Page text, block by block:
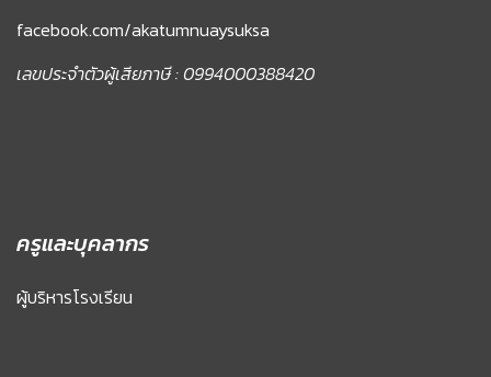
facebook.com/akatumnuaysuksa
เลขประจำตัวผู้เสียภาษี : 0994000388420
ครูและบุคลากร
ผู้บริหารโรงเรียน